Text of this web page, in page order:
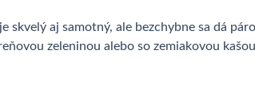
skvelý aj samotný, ale bezchybne sa dá
zeleninou alebo so zemiakovou